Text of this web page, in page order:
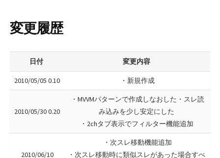
変更履歴
日付 変更内容
2010/05/05 0.10 ・新規作成
2010/05/30 0.20
・MVVMパターンで作成しなおした・スレ読
み込みを少し安定にした
・2chタブ表示でフィルター機能追加
2010/06/10
・次スレ移動機能追加
・次スレ移動時に類似スレがあった場合すべ